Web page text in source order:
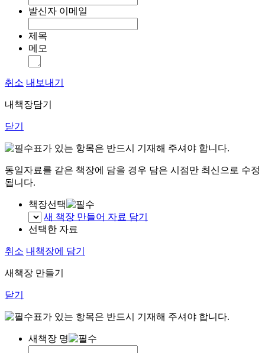
발신자 이메일
제목
메모
취소 내보내기
내책장담기
닫기
표가 있는 항목은 반드시 기재해 주셔야 합니다.
동일자료를 같은 책장에 담을 경우 담은 시점만 최신으로 수정
됩니다.
책장선택
새 책장 만들어 자료 담기
선택한 자료
취소 내책장에 담기
새책장 만들기
닫기
표가 있는 항목은 반드시 기재해 주셔야 합니다.
새책장 명